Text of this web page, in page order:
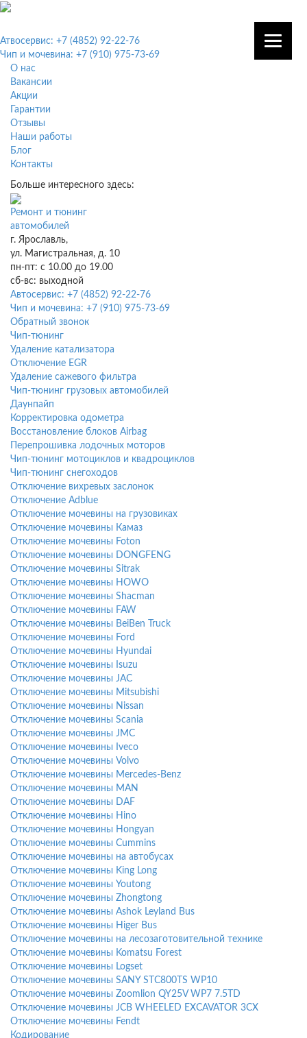
Атвосервис: +7 (4852) 92-22-76
Чип и мочевина: +7 (910) 975-73-69
О нас
Вакансии
Акции
Гарантии
Отзывы
Наши работы
Блог
Контакты
Больше интересного здесь:
Ремонт и тюнинг
автомобилей
г. Ярославль,
ул. Магистральная, д. 10
пн-пт: с 10.00 до 19.00
сб-вс: выходной
Автосервис: +7 (4852) 92-22-76
Чип и мочевина: +7 (910) 975-73-69
Обратный звонок
Чип-тюнинг
Удаление катализатора
Отключение EGR
Удаление сажевого фильтра
Чип-тюнинг грузовых автомобилей
Даунпайп
Корректировка одометра
Восстановление блоков Airbag
Перепрошивка лодочных моторов
Чип-тюнинг мотоциклов и квадроциклов
Чип-тюнинг снегоходов
Отключение вихревых заслонок
Отключение Adblue
Отключение мочевины на грузовиках
Отключение мочевины Камаз
Отключение мочевины Foton
Отключение мочевины DONGFENG
Отключение мочевины Sitrak
Отключение мочевины HOWO
Отключение мочевины Shacman
Отключение мочевины FAW
Отключение мочевины BeiBen Truck
Отключение мочевины Ford
Отключение мочевины Hyundai
Отключение мочевины Isuzu
Отключение мочевины JAC
Отключение мочевины Mitsubishi
Отключение мочевины Nissan
Отключение мочевины Scania
Отключение мочевины JMC
Отключение мочевины Iveco
Отключение мочевины Volvo
Отключение мочевины Mercedes-Benz
Отключение мочевины MAN
Отключение мочевины DAF
Отключение мочевины Hino
Отключение мочевины Hongyan
Отключение мочевины Cummins
Отключение мочевины на автобусах
Отключение мочевины King Long
Отключение мочевины Youtong
Отключение мочевины Zhongtong
Отключение мочевины Ashok Leyland Bus
Отключение мочевины Higer Bus
Отключение мочевины на лесозаготовительной технике
Отключение мочевины Komatsu Forest
Отключение мочевины Logset
Отключение мочевины SANY STC800TS WP10
Отключение мочевины Zoomlion QY25V WP7 7.5TD
Отключение мочевины JCB WHEELED EXCAVATOR 3CX
Отключение мочевины Fendt
Кодирование